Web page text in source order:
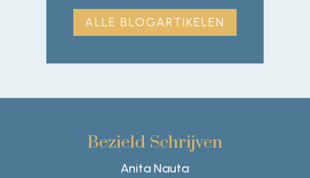
ALLE BLOGARTIKELEN
Bezield Schrijven
Anita Nauta